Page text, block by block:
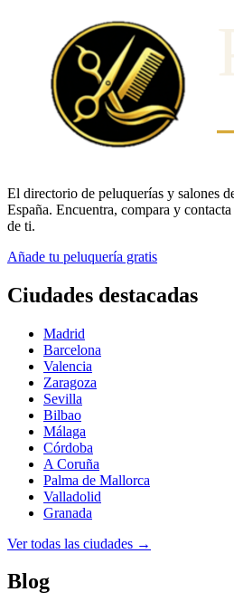
El directorio de peluquerías y salones
España. Encuentra, compara y
de ti.
Añade tu peluquería gratis
Ciudades destacadas
Madrid
Barcelona
Valencia
Zaragoza
Sevilla
Bilbao
Málaga
Córdoba
A Coruña
Palma de Mallorca
Valladolid
Granada
Ver todas las ciudades →
Blog